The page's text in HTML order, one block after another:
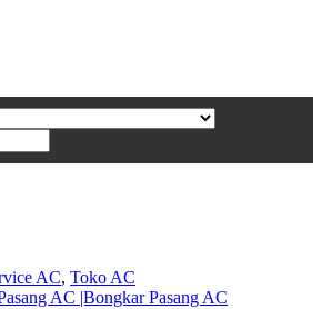
AC, Toko AC
AC |Bongkar Pasang AC